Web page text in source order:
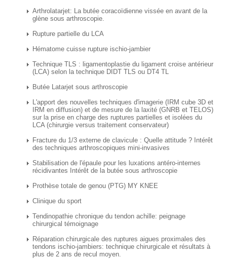
Arthrolatarjet: La butée coracoïdienne vissée en avant de la
glène sous arthroscopie.
Rupture partielle du LCA
Hématome cuisse rupture ischio-jambier
Technique TLS : ligamentoplastie du ligament croise antérieur
(LCA) selon la technique DIDT TLS ou DT4 TL
Butée Latarjet sous arthroscopie
L'apport des nouvelles techniques d'imagerie (IRM cube 3D et
IRM en diffusion) et de mesure de la laxité (GNRB et TELOS)
sur la prise en charge des ruptures partielles et isolées du
LCA (chirurgie versus traitement conservateur)
Fracture du 1/3 externe de clavicule : Quelle attitude ? Intérêt
des techniques arthroscopiques mini-invasives
Stabilisation de l'épaule pour les luxations antéro-internes
récidivantes Intérêt de la butée sous arthroscopie
Prothèse totale de genou (PTG) MY KNEE
Clinique du sport
Tendinopathie chronique du tendon achille: peignage
chirurgical témoignage
Réparation chirurgicale des ruptures aigues proximales des
tendons ischio-jambiers: technique chirurgicale et résultats à
plus de 2 ans de recul moyen.